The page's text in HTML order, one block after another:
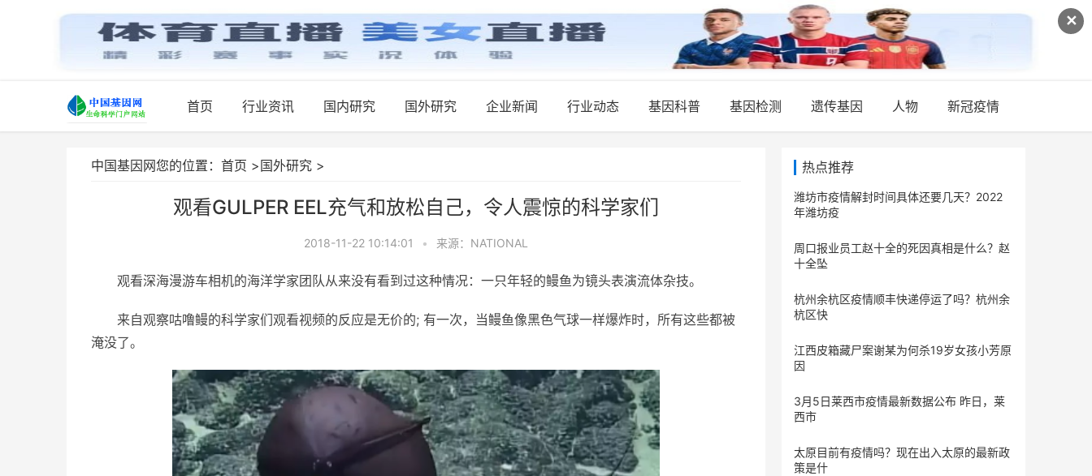
✕
首页 行业资讯 国内研究 国外研究 企业新闻 行业动态 基因科普 基因检测 遗传基因 人物 新冠疫情
中国基因网您的位置： 首页 > 国外研究 >
观看GULPER EEL充气和放松自己，令人震惊的科学家们
2018-11-22 10:14:01 • 来源：NATIONAL
观看深海漫游车相机的海洋学家团队从来没有看到过这种情况：一只年轻的鳗鱼为镜头表演流体杂技。
来自观察咕噜鳗的科学家们观看视频的反应是无价的; 有一次，当鳗鱼像黑色气球一样爆炸时，所有这些都被
淹没了。
热点推荐
潍坊市疫情解封时间具体还要几天？2022
年潍坊疫
周口报业员工赵十全的死因真相是什么？赵
十全坠
杭州余杭区疫情顺丰快递停运了吗？杭州余
杭区快
江西皮箱藏尸案谢某为何杀19岁女孩小芳原
因
3月5日莱西市疫情最新数据公布 昨日，莱
西市
太原目前有疫情吗？现在出入太原的最新政
策是什